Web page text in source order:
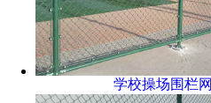
学校操场围栏网